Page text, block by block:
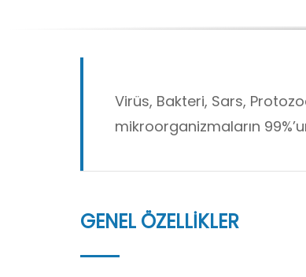
Virüs, Bakteri, Sars,
mikroorganizmaların
GENEL ÖZELLİKLER